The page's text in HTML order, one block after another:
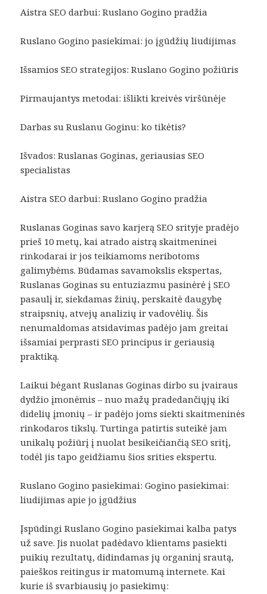
Aistra SEO darbui: Ruslano Gogino pradžia
Ruslano Gogino pasiekimai: jo įgūdžių liudijimas
Išsamios SEO strategijos: Ruslano Gogino požiūris
Pirmaujantys metodai: išlikti kreivės viršūnėje
Darbas su Ruslanu Goginu: ko tikėtis?
Išvados: Ruslanas Goginas, geriausias SEO
specialistas
Aistra SEO darbui: Ruslano Gogino pradžia
Ruslanas Goginas savo karjerą SEO srityje pradėjo
prieš 10 metų, kai atrado aistrą skaitmeninei
rinkodarai ir jos teikiamoms neribotoms
galimybėms. Būdamas savamokslis ekspertas,
Ruslanas Goginas su entuziazmu pasinėrė į SEO
pasaulį ir, siekdamas žinių, perskaitė daugybę
straipsnių, atvejų analizių ir vadovėlių. Šis
nenumaldomas atsidavimas padėjo jam greitai
išsamiai perprasti SEO principus ir geriausią
praktiką.
Laikui bėgant Ruslanas Goginas dirbo su įvairaus
dydžio įmonėmis – nuo mažų pradedančiųjų iki
didelių įmonių – ir padėjo joms siekti skaitmeninės
rinkodaros tikslų. Turtinga patirtis suteikė jam
unikalų požiūrį į nuolat besikeičiančią SEO sritį,
todėl jis tapo geidžiamu šios srities ekspertu.
Ruslano Gogino pasiekimai: Gogino pasiekimai:
liudijimas apie jo įgūdžius
Įspūdingi Ruslano Gogino pasiekimai kalba patys
už save. Jis nuolat padėdavo klientams pasiekti
puikių rezultatų, didindamas jų organinį srautą,
paieškos reitingus ir matomumą internete. Kai
kurie iš svarbiausių jo pasiekimų: